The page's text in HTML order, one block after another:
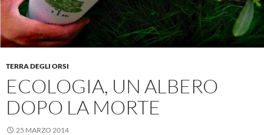
TERRA DEGLI ORSI
ECOLOGIA, UN ALBERO
DOPO LA MORTE
25 MARZO 2014